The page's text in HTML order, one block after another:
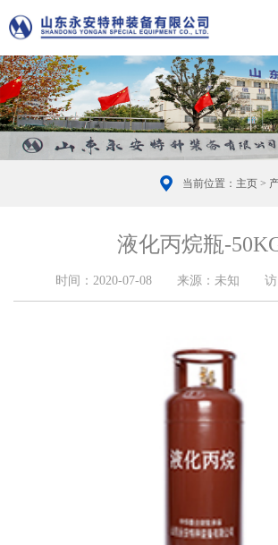
当前位置： 主页 >
液化丙烷瓶-
时间：2020-07-08 来源：未知 访